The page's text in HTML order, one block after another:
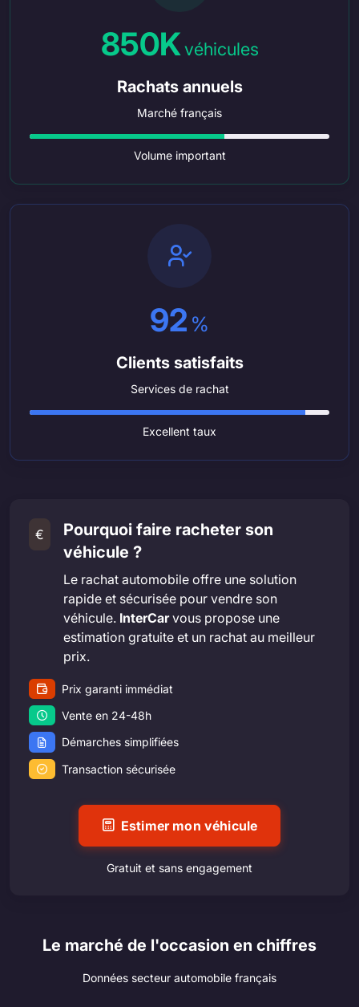
850Kvéhicules
Rachats annuels
Marché français
Volume important
92 %
Clients satisfaits
Services de rachat
Excellent taux
€
Pourquoi faire racheter son
véhicule ?
Le rachat automobile offre une solution
rapide et sécurisée pour vendre son
véhicule. InterCarvous propose une
estimation gratuite et un rachat au meilleur
prix.
Prix garanti immédiat
Vente en 24-48h
Démarches simplifiées
Transaction sécurisée
Estimer mon véhicule
Gratuit et sans engagement
Le marché de l'occasion en chiffres
Données secteur automobile français